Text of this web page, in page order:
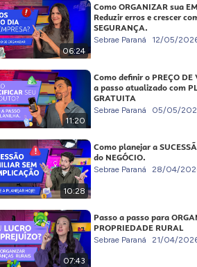
06:24
Como ORGANIZAR sua
Reduzir erros e crescer
SEGURANÇA.
Sebrae Paraná 12/05/
11:20
Como definir o PREÇO DE
a passo atualizado com
GRATUITA
Sebrae Paraná 05/05/
10:28
Como planejar a
do NEGÓCIO.
Sebrae Paraná 28/04/
07:43
Passo a passo para
PROPRIEDADE RURAL
Sebrae Paraná 21/04/